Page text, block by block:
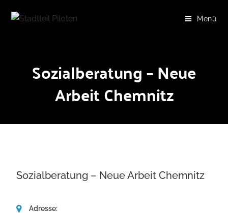
Menü
Sozialberatung – Neue
Arbeit Chemnitz
Sozialberatung – Neue Arbeit Chemnitz
Adresse: